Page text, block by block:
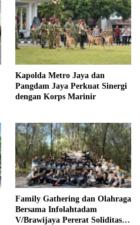
Kapolda Metro Jaya dan
Pangdam Jaya Perkuat Sinergi
dengan Korps Marinir
Family Gathering dan Olahraga
Bersama Infolahtadam
V/Brawijaya Pererat Soliditas